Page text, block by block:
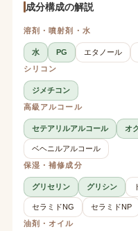
成分構成の解説
溶剤・噴射剤・水
水 PG エタノール
シリコン
ジメチコン
高級アルコール
セテアリルアルコール オ
ベヘニルアルコール
保湿・補修成分
グリセリン グリシン
セラミドNG
セラミドNP
油剤・オイル